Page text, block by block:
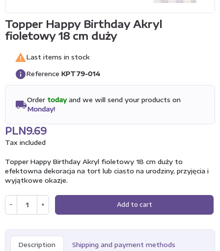
Topper Happy Birthday Akryl
fioletowy 18 cm duży
Last items in stock
infoReference KPT79-014
local_shippingOrder todayand we will send your products on
Monday!
PLN9.69
Tax included
Topper Happy Birthday Akryl fioletowy 18 cm duży to
efektowna dekoracja na tort lub ciasto na urodziny, przyjęcia i
wyjątkowe okazje.
− + Add to cart
Description Shipping and payment methods